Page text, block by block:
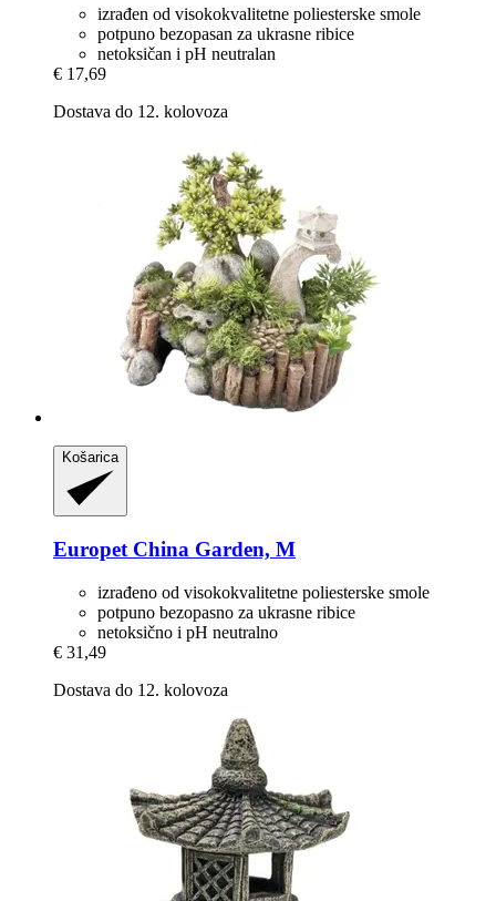
izrađen od visokokvalitetne poliesterske smole
potpuno bezopasan za ukrasne ribice
netoksičan i pH neutralan
€ 17,69
Dostava do 12. kolovoza
Košarica
Europet China Garden, M
izrađeno od visokokvalitetne poliesterske smole
potpuno bezopasno za ukrasne ribice
netoksično i pH neutralno
€ 31,49
Dostava do 12. kolovoza